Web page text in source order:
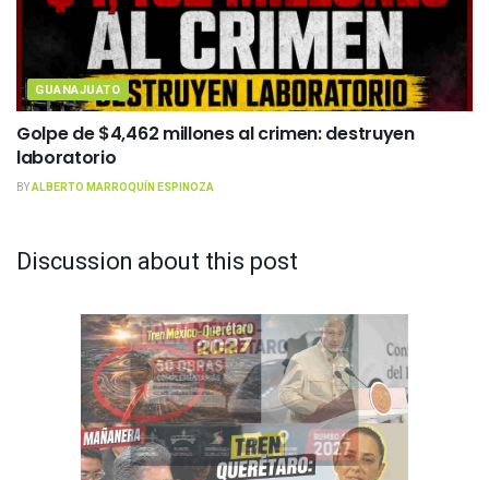
GUANAJUATO
Golpe de $4,462 millones al crimen: destruyen
laboratorio
BYALBERTO MARROQUÍN ESPINOZA
Discussion about this post